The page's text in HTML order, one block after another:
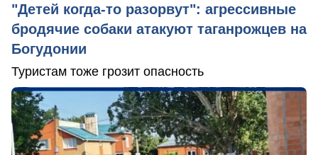
"Детей когда-то разорвут": агрессивные
бродячие собаки атакуют таганрожцев на
Богудонии
Туристам тоже грозит опасность